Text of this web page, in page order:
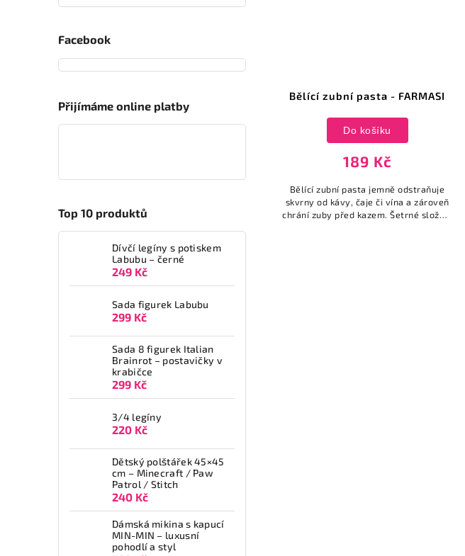
Facebook
Přijímáme online platby
Top 10 produktů
Dívčí legíny s potiskem
Labubu – černé
249 Kč
Sada figurek Labubu
299 Kč
Sada 8 figurek Italian
Brainrot – postavičky v
krabičce
299 Kč
3/4 legíny
220 Kč
Dětský polštářek 45×45
cm – Minecraft / Paw
Patrol / Stitch
240 Kč
Dámská mikina s kapucí
MIN-MIN – luxusní
pohodlí a styl
Bělící zubní pasta - FARMASI
189 Kč
Do košíku
Bělící zubní pasta jemně odstraňuje
skvrny od kávy, čaje či vína a zároveň
chrání zuby před kazem. Šetrné složení